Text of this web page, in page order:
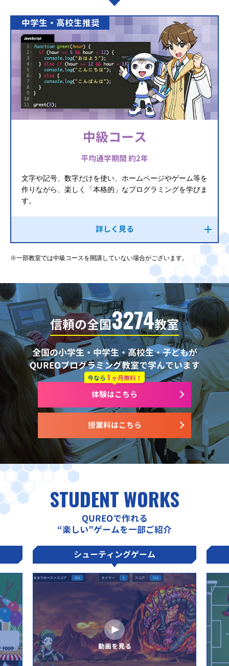
中学生・高校生推奨
中級コース
平均通学期間 約2年
文字や記号、数字だけを使い、ホームページやゲーム等を
作りながら、楽しく「本格的」なプログラミングを学びま
す。
詳しく見る
※一部教室では中級コースを開講していない場合がございます。
信頼の全国3274教室
全国の小学生・中学生・高校生・子どもが
QUREOプログラミング教室で学んでいます
授業料はこちら
今なら 1 ヶ月無料！
体験はこちら
STUDENT WORKS
QUREOで作れる
“楽しい”ゲームを一部ご紹介
シューティングゲーム